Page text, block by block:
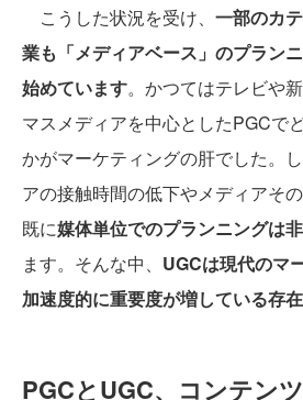
こうした状況を受け、 一部のカ
業も「メディアベース」のプラン
始めています。かつてはテレビや
マスメディアを中心としたPGCで
かがマーケティングの肝でした。
アの接触時間の低下やメディアそ
既に媒体単位でのプランニングは
ます。そんな中、 UGCは現代のマ
加速度的に重要度が増している存在
PGCとUGC、コンテン